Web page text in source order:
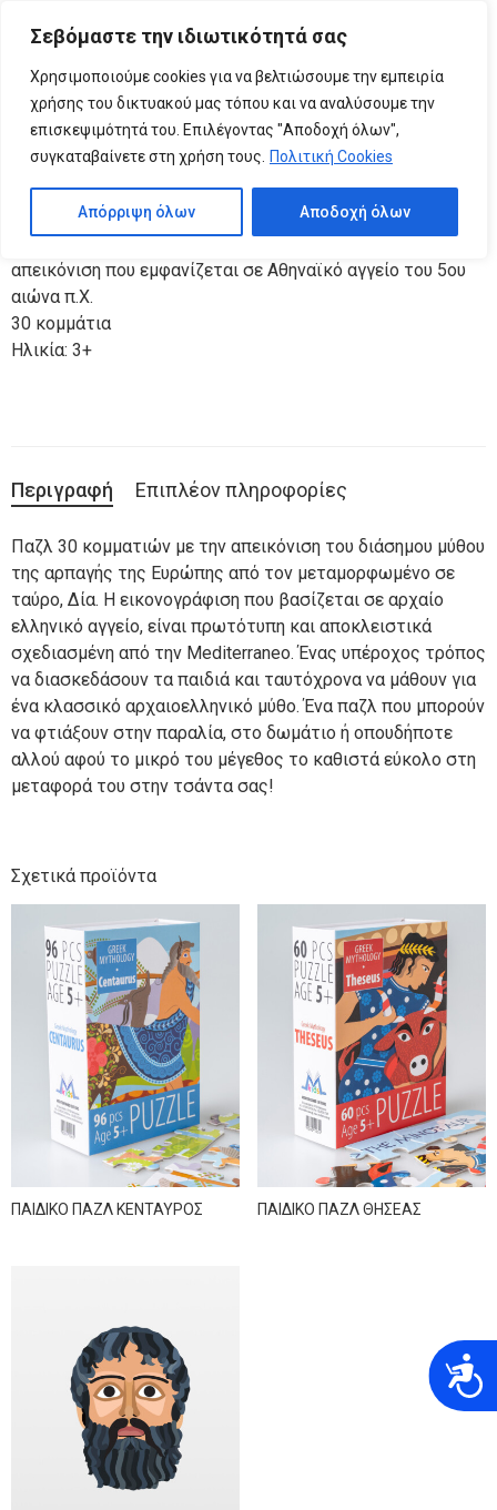
Σεβόμαστε την ιδιωτικότητά σας
Χρησιμοποιούμε cookies για να βελτιώσουμε την εμπειρία
χρήσης του δικτυακού μας τόπου και να αναλύσουμε την
επισκεψιμότητά του. Επιλέγοντας "Αποδοχή όλων",
συγκαταβαίνετε στη χρήση τους.
Πολιτική Cookies
Απόρριψη όλων Αποδοχή όλων
note:
This
website
includes
accessibility
ΠΑΙΔΙΚΟ ΠΑΖΛ ΕΥΡΩΠΗ
Η εικόνα του διάσημου μύθου της απαγωγής της Ευρώπης
από τον Δία με τη μορφή ταύρου είναι βασισμένη σε
απεικόνιση που εμφανίζεται σε Αθηναϊκό αγγείο του 5ου
αιώνα π.Χ.
30 κομμάτια
Ηλικία: 3+
Κωδικός προϊόντος:05.09.001
Κατηγορίες:Παζλ,ΠΑΙΧΝΙΔΙΑ
Περιγραφή Επιπλέον πληροφορίες
Παζλ 30 κομματιών με την απεικόνιση του διάσημου μύθου
της αρπαγής της Ευρώπης από τον μεταμορφωμένο σε
ταύρο, Δία. Η εικονογράφιση που βασίζεται σε αρχαίο
ελληνικό αγγείο, είναι πρωτότυπη και αποκλειστικά
σχεδιασμένη από την Mediterraneo. Ένας υπέροχος τρόπος
να διασκεδάσουν τα παιδιά και ταυτόχρονα να μάθουν για
ένα κλασσικό αρχαιοελληνικό μύθο. Ένα παζλ που μπορούν
να φτιάξουν στην παραλία, στο δωμάτιο ή οπουδήποτε
αλλού αφού το μικρό του μέγεθος το καθιστά εύκολο στη
μεταφορά του στην τσάντα σας!
Σχετικά προϊόντα
ΠΑΙΔΙΚΟ ΠΑΖΛ ΚΕΝΤΑΥΡΟΣ ΠΑΙΔΙΚΟ ΠΑΖΛ ΘΗΣΕΑΣ